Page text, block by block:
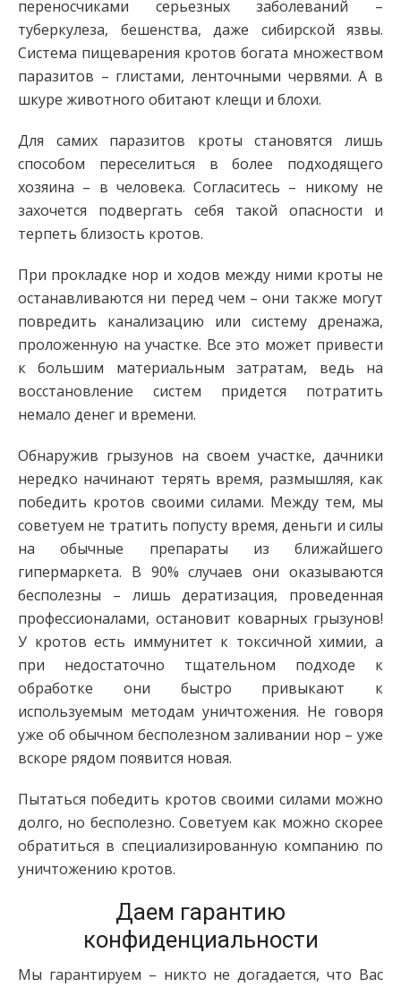
переносчиками серьезных заболеваний –
туберкулеза, бешенства, даже сибирской язвы.
Система пищеварения кротов богата множеством
паразитов – глистами, ленточными червями. А в
шкуре животного обитают клещи и блохи.
Для самих паразитов кроты становятся лишь
способом переселиться в более подходящего
хозяина – в человека. Согласитесь – никому не
захочется подвергать себя такой опасности и
терпеть близость кротов.
При прокладке нор и ходов между ними кроты не
останавливаются ни перед чем – они также могут
повредить канализацию или систему дренажа,
проложенную на участке. Все это может привести
к большим материальным затратам, ведь на
восстановление систем придется потратить
немало денег и времени.
Обнаружив грызунов на своем участке, дачники
нередко начинают терять время, размышляя, как
победить кротов своими силами. Между тем, мы
советуем не тратить попусту время, деньги и силы
на обычные препараты из ближайшего
гипермаркета. В 90% случаев они оказываются
бесполезны – лишь дератизация, проведенная
профессионалами, остановит коварных грызунов!
У кротов есть иммунитет к токсичной химии, а
при недостаточно тщательном подходе к
обработке они быстро привыкают к
используемым методам уничтожения. Не говоря
уже об обычном бесполезном заливании нор – уже
вскоре рядом появится новая.
Пытаться победить кротов своими силами можно
долго, но бесполезно. Советуем как можно скорее
обратиться в специализированную компанию по
уничтожению кротов.
Даем гарантию
конфиденциальности
Мы гарантируем – никто не догадается, что Вас